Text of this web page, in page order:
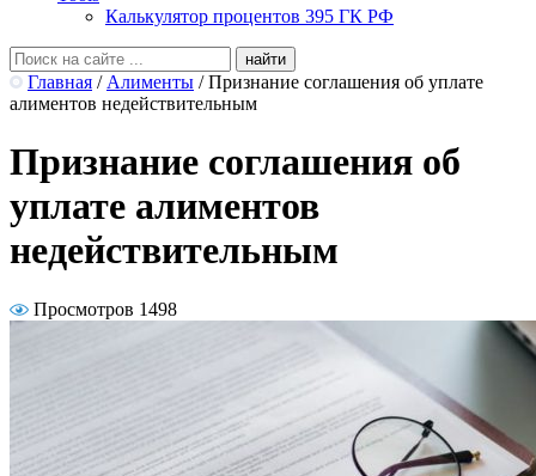
Калькулятор процентов 395 ГК РФ
Главная / Алименты / Признание соглашения об уплате
алиментов недействительным
Признание соглашения об
уплате алиментов
недействительным
Просмотров 1498